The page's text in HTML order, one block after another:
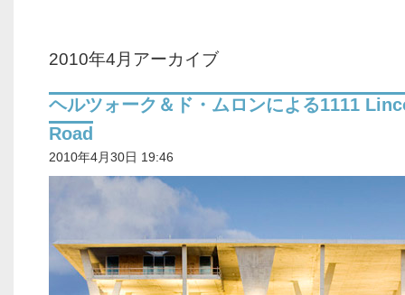
2010年4月アーカイブ
ヘルツォーク＆ド・ムロンによる1111
Road
2010年4月30日 19:46